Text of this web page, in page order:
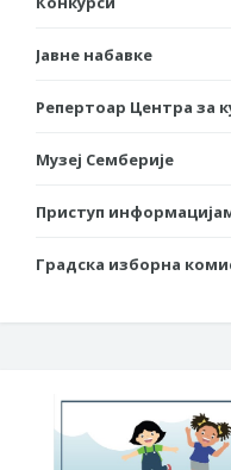
Јавне набавке
Репертоар Центра за
Музеј Семберије
Приступ
Градска изборна